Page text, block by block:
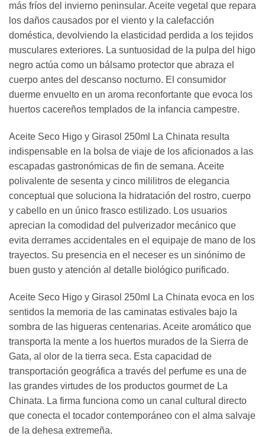
más fríos del invierno peninsular. Aceite vegetal que repara
los daños causados por el viento y la calefacción
doméstica, devolviendo la elasticidad perdida a los tejidos
musculares exteriores. La suntuosidad de la pulpa del higo
negro actúa como un bálsamo protector que abraza el
cuerpo antes del descanso nocturno. El consumidor
duerme envuelto en un aroma reconfortante que evoca los
huertos cacereños templados de la infancia campestre.
Aceite Seco Higo y Girasol 250ml La Chinata resulta
indispensable en la bolsa de viaje de los aficionados a las
escapadas gastronómicas de fin de semana. Aceite
polivalente de sesenta y cinco mililitros de elegancia
conceptual que soluciona la hidratación del rostro, cuerpo
y cabello en un único frasco estilizado. Los usuarios
aprecian la comodidad del pulverizador mecánico que
evita derrames accidentales en el equipaje de mano de los
trayectos. Su presencia en el neceser es un sinónimo de
buen gusto y atención al detalle biológico purificado.
Aceite Seco Higo y Girasol 250ml La Chinata evoca en los
sentidos la memoria de las caminatas estivales bajo la
sombra de las higueras centenarias. Aceite aromático que
transporta la mente a los huertos murados de la Sierra de
Gata, al olor de la tierra seca. Esta capacidad de
transportación geográfica a través del perfume es una de
las grandes virtudes de los productos gourmet de La
Chinata. La firma funciona como un canal cultural directo
que conecta el tocador contemporáneo con el alma salvaje
de la dehesa extremeña.